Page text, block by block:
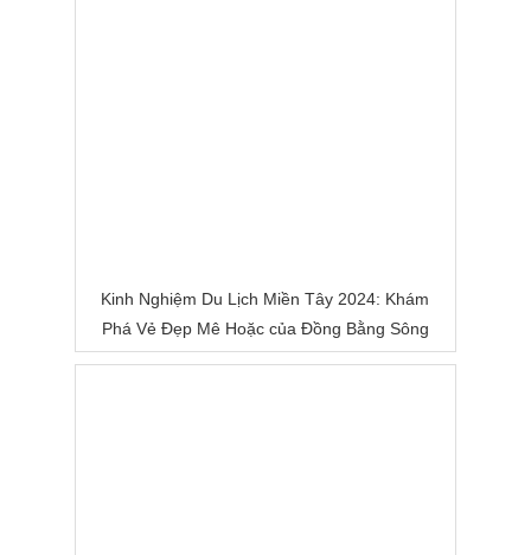
Kinh Nghiệm Du Lịch Miền Tây 2024: Khám
Phá Vẻ Đẹp Mê Hoặc của Đồng Bằng Sông
Nước